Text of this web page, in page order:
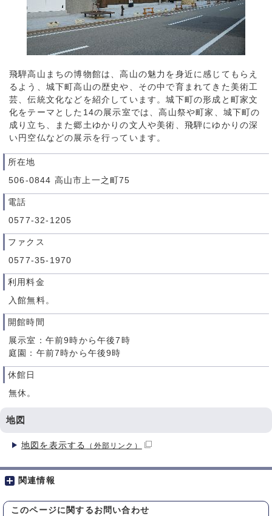
飛騨高山まちの博物館は、高山の魅力を身近に感じてもらえ
るよう、城下町高山の歴史や、その中で育まれてきた美術工
芸、伝統文化などを紹介しています。城下町の形成と町家文
化をテーマとした14の展示室では、高山祭や町家、城下町の
成り立ち、また郷土ゆかりの文人や美術、飛騨にゆかりの深
い円空仏などの展示を行っています。
所在地
506-0844 高山市上一之町75
電話
0577-32-1205
ファクス
0577-35-1970
利用料金
入館無料。
開館時間
展示室：午前9時から午後7時
庭園：午前7時から午後9時
休館日
無休。
地図
地図を表示する （外部リンク）
関連情報
このページに関する お問い合わせ